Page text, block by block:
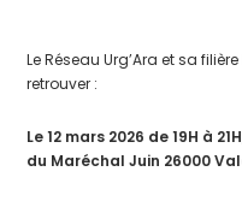
Le Réseau Urg’Ara et sa
retrouver :
Le 12 mars 2026 de 19H à
du Maréchal Juin 26000